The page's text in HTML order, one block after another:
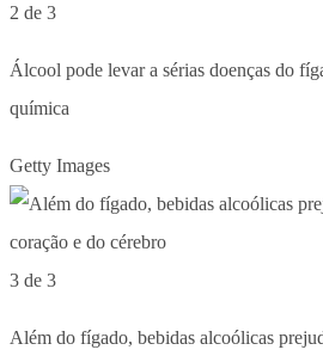
2 de 3
Álcool pode levar a sérias doenças do
química
Getty Images
3 de 3
Além do fígado, bebidas alcoólicas